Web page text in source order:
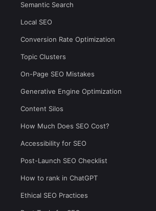
Semantic Search
Local SEO
Conversion Rate Optimization
Topic Clusters
On-Page SEO Mistakes
Generative Engine Optimization
Content Silos
How Much Does SEO Cost?
Accessibility for SEO
Post-Launch SEO Checklist
How to rank in ChatGPT
Ethical SEO Practices